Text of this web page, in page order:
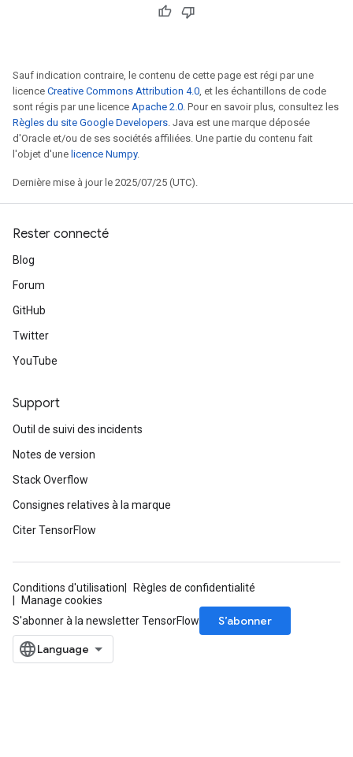
Sauf indication contraire, le contenu de cette page est régi par une
licence Creative Commons Attribution 4.0, et les échantillons de code
sont régis par une licence Apache 2.0. Pour en savoir plus, consultez les
Règles du site Google Developers. Java est une marque déposée
d'Oracle et/ou de ses sociétés affiliées. Une partie du contenu fait
l'objet d'une licence Numpy.
Dernière mise à jour le 2025/07/25 (UTC).
Rester connecté
Blog
Forum
GitHub
Twitter
YouTube
Support
Outil de suivi des incidents
Notes de version
Stack Overflow
Consignes relatives à la marque
Citer TensorFlow
Conditions d'utilisation
Règles de confidentialité
Manage cookies
S'abonner à la newsletter TensorFlow
S’abonner